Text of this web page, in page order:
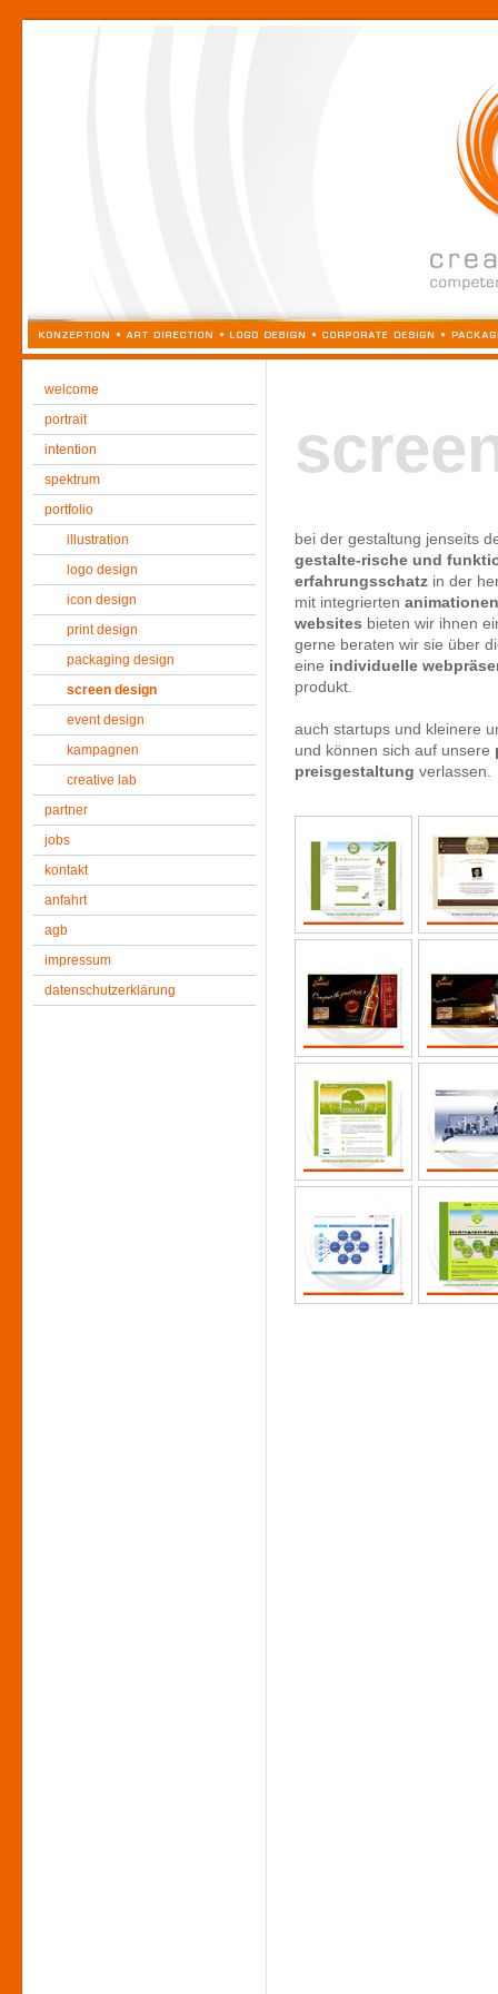
welcome
portrait
intention
spektrum
portfolio
illustration
logo design
icon design
print design
packaging design
screen design
event design
kampagnen
creative lab
partner
jobs
kontakt
anfahrt
agb
impressum
datenschutzerklärung
bei der gestaltung jenseits
gestalte-rische und
erfahrungsschatz in der
mit integrierten animationen
websites bieten wir ihnen
gerne beraten wir sie über
eine individuelle
produkt.
auch startups und kleinere
und können sich auf unsere
preisgestaltung verlassen.